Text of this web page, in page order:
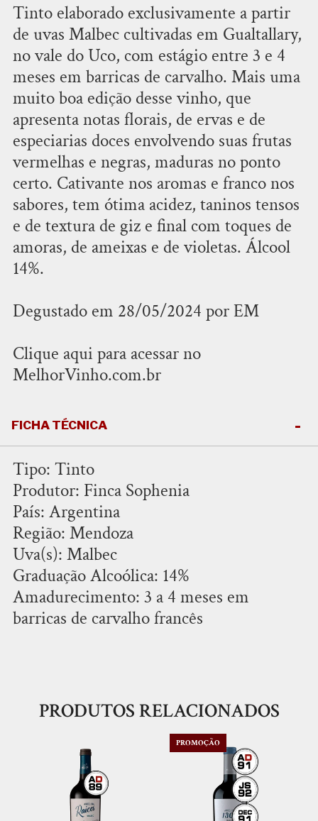
Tinto elaborado exclusivamente a partir
de uvas Malbec cultivadas em Gualtallary,
no vale do Uco, com estágio entre 3 e 4
meses em barricas de carvalho. Mais uma
muito boa edição desse vinho, que
apresenta notas florais, de ervas e de
especiarias doces envolvendo suas frutas
vermelhas e negras, maduras no ponto
certo. Cativante nos aromas e franco nos
sabores, tem ótima acidez, taninos tensos
e de textura de giz e final com toques de
amoras, de ameixas e de violetas. Álcool
14%.
Degustado em 28/05/2024 por EM
Clique aqui para acessar no
MelhorVinho.com.br
FICHA TÉCNICA
Tipo: Tinto
Produtor: Finca Sophenia
País: Argentina
Região: Mendoza
Uva(s): Malbec
Graduação Alcoólica: 14%
Amadurecimento: 3 a 4 meses em
barricas de carvalho francês
PRODUTOS RELACIONADOS
PROMOÇÃO